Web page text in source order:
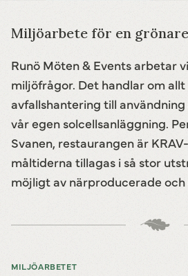
Miljöarbete för en
Runö Möten & Events arbetar
miljöfrågor. Det handlar om
avfallshantering till
vår egen solcellsanläggning.
Svanen, restaurangen är
måltiderna tillagas i så stor
möjligt av närproducerade och
MILJÖARBETET